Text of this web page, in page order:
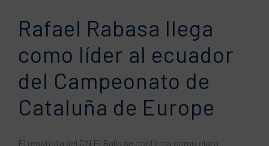
Rafael Rabasa llega
como líder al ecuador
del Campeonato de
Cataluña de Europe
El regatista del CN El Balís se confirma como claro